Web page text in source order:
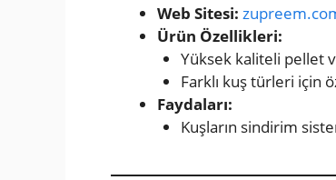
Web Sitesi:
Ürün Özellikleri:
Yüksek kaliteli pellet
Farklı kuş türleri için
Faydaları:
Kuşların sindirim